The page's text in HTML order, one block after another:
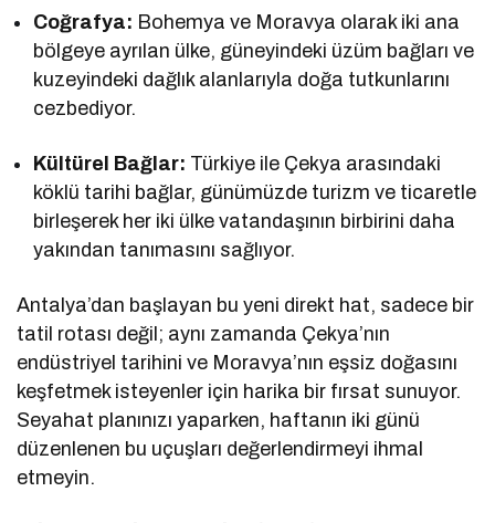
Coğrafya: Bohemya ve Moravya olarak iki ana
bölgeye ayrılan ülke, güneyindeki üzüm bağları ve
kuzeyindeki dağlık alanlarıyla doğa tutkunlarını
cezbediyor.
Kültürel Bağlar: Türkiye ile Çekya arasındaki
köklü tarihi bağlar, günümüzde turizm ve ticaretle
birleşerek her iki ülke vatandaşının birbirini daha
yakından tanımasını sağlıyor.
Antalya’dan başlayan bu yeni direkt hat, sadece bir
tatil rotası değil; aynı zamanda Çekya’nın
endüstriyel tarihini ve Moravya’nın eşsiz doğasını
keşfetmek isteyenler için harika bir fırsat sunuyor.
Seyahat planınızı yaparken, haftanın iki günü
düzenlenen bu uçuşları değerlendirmeyi ihmal
etmeyin.